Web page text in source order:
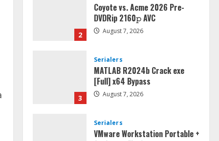
2
Coyote vs. Acme 2026 Pre-
DVDRip 2160𝚙 AVC
August 7, 2026
3
Serialers
MATLAB R2024b Crack exe
[Full] x64 Bypass
August 7, 2026
Serialers
VMware Workstation Portable +